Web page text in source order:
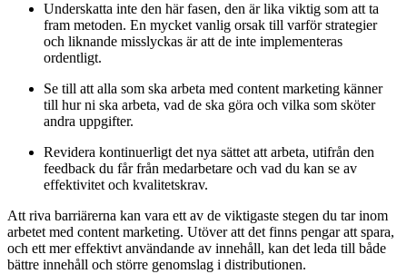
Underskatta inte den här fasen, den är lika viktig som att ta
fram metoden. En mycket vanlig orsak till varför strategier
och liknande misslyckas är att de inte implementeras
ordentligt.
Se till att alla som ska arbeta med content marketing känner
till hur ni ska arbeta, vad de ska göra och vilka som sköter
andra uppgifter.
Revidera kontinuerligt det nya sättet att arbeta, utifrån den
feedback du får från medarbetare och vad du kan se av
effektivitet och kvalitetskrav.
Att riva barriärerna kan vara ett av de viktigaste stegen du tar inom
arbetet med content marketing. Utöver att det finns pengar att spara,
och ett mer effektivt användande av innehåll, kan det leda till både
bättre innehåll och större genomslag i distributionen.